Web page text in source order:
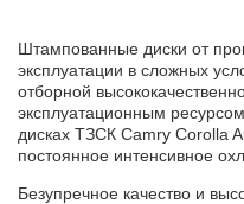
Штампованные диски от
эксплуатации в сложных
отборной
эксплуатационным
дисках ТЗСК Camry Corolla
постоянное интенсивное
Безупречное качество и